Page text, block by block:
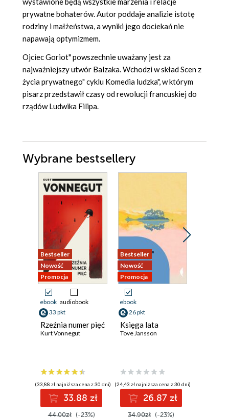
prywatne bohaterów. Autor poddaje analizie istotę
rodziny i małżeństwa, a wyniki jego dociekań nie
napawają optymizmem.
Ojciec Goriot" powszechnie uważany jest za
najważniejszy utwór Balzaka. Wchodzi w skład Scen z
życia prywatnego" cyklu Komedia ludzka", w którym
pisarz przedstawił czasy od rewolucji francuskiej do
rządów Ludwika Filipa.
Wybrane bestsellery
Bestseller
Nowość
Promocja
ebook audiobook
33 pkt
Rzeźnia numer pięć
Kurt Vonnegut
(33,88 zł najniższa cena z 30 dni)
33.88 zł
44.00zł (-23%)
Bestseller
Nowość
Promocja
ebook
26 pkt
Księga lata
Tove Jansson
(24,43 zł najniższa cena z 30 dni)
26.87 zł
34.90zł (-23%)